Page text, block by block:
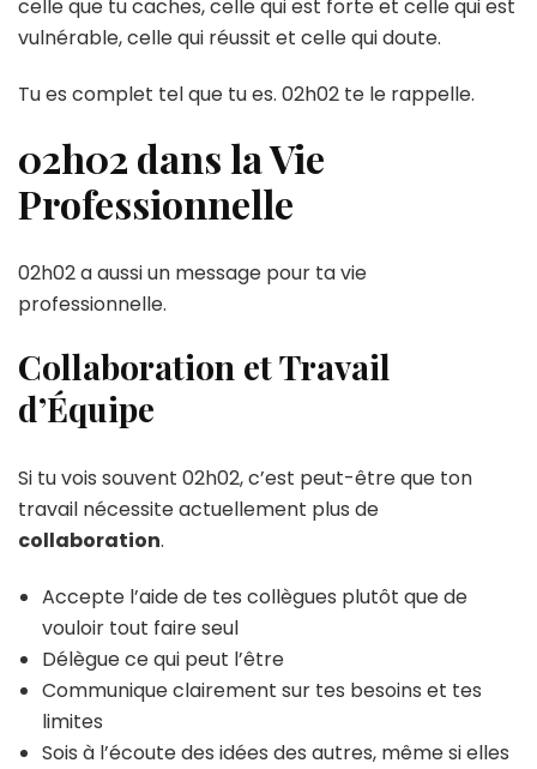
celle que tu caches, celle qui est forte et celle qui est
vulnérable, celle qui réussit et celle qui doute.
Tu es complet tel que tu es. 02h02 te le rappelle.
02h02 dans la Vie
Professionnelle
02h02 a aussi un message pour ta vie
professionnelle.
Collaboration et Travail
d’Équipe
Si tu vois souvent 02h02, c’est peut-être que ton
travail nécessite actuellement plus de
collaboration.
Accepte l’aide de tes collègues plutôt que de
vouloir tout faire seul
Délègue ce qui peut l’être
Communique clairement sur tes besoins et tes
limites
Sois à l’écoute des idées des autres, même si elles